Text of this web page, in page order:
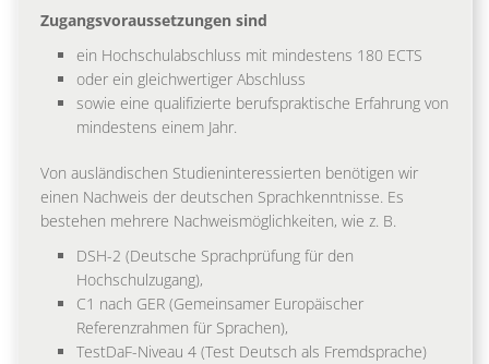
Zugangsvoraussetzungen sind
ein Hochschulabschluss mit mindestens 180 ECTS
oder ein gleichwertiger Abschluss
sowie eine qualifizierte berufspraktische Erfahrung von
mindestens einem Jahr.
Von ausländischen Studieninteressierten benötigen wir
einen Nachweis der deutschen Sprachkenntnisse. Es
bestehen mehrere Nachweismöglichkeiten, wie z. B.
DSH-2 (Deutsche Sprachprüfung für den
Hochschulzugang),
C1 nach GER (Gemeinsamer Europäischer
Referenzrahmen für Sprachen),
TestDaF-Niveau 4 (Test Deutsch als Fremdsprache)